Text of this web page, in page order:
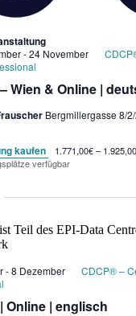
Wien & Online |
-24 November
Bergmillergasse 8/
kaufen 1.771,00€ –
verfügbar
Online | englisch
-8 Dezember
CDCP® –